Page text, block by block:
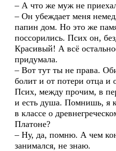
– А что же муж не
– Он убеждает меня
папин дом. Но это же
поссорились. Псих он,
Красивый! А всё
придумала.
– Вот тут ты не права.
болит и от потери отца и
Псих, между прочим, в
и есть душа. Помнишь, я
в классе о
Платоне?
– Ну, да, помню. А чем
занимался, не знаю.